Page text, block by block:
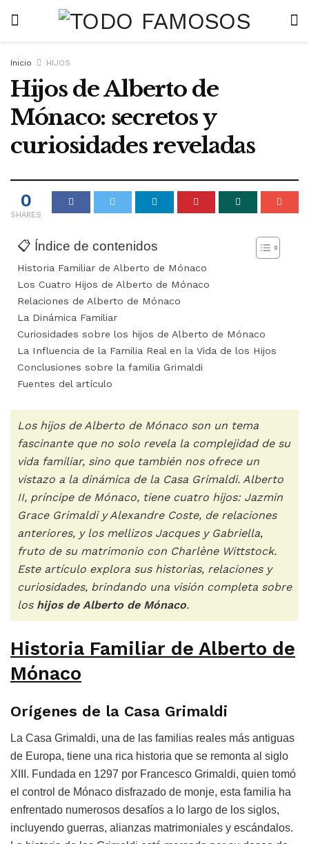
Inicio HIJOS
Hijos de Alberto de
Mónaco: secretos y
curiosidades reveladas
0
SHARES
📋 Índice de contenidos
Historia Familiar de Alberto de Mónaco
Los Cuatro Hijos de Alberto de Mónaco
Relaciones de Alberto de Mónaco
La Dinámica Familiar
Curiosidades sobre los hijos de Alberto de Mónaco
La Influencia de la Familia Real en la Vida de los Hijos
Conclusiones sobre la familia Grimaldi
Fuentes del artículo
Los hijos de Alberto de Mónaco son un tema
fascinante que no solo revela la complejidad de su
vida familiar, sino que también nos ofrece un
vistazo a la dinámica de la Casa Grimaldi. Alberto
II, príncipe de Mónaco, tiene cuatro hijos: Jazmin
Grace Grimaldi y Alexandre Coste, de relaciones
anteriores, y los mellizos Jacques y Gabriella,
fruto de su matrimonio con Charlène Wittstock.
Este artículo explora sus historias, relaciones y
curiosidades, brindando una visión completa sobre
los hijos de Alberto de Mónaco.
Historia Familiar de Alberto de
Mónaco
Orígenes de la Casa Grimaldi
La Casa Grimaldi, una de las familias reales más antiguas
de Europa, tiene una rica historia que se remonta al siglo
XIII. Fundada en 1297 por Francesco Grimaldi, quien tomó
el control de Mónaco disfrazado de monje, esta familia ha
enfrentado numerosos desafíos a lo largo de los siglos,
incluyendo guerras, alianzas matrimoniales y escándalos.